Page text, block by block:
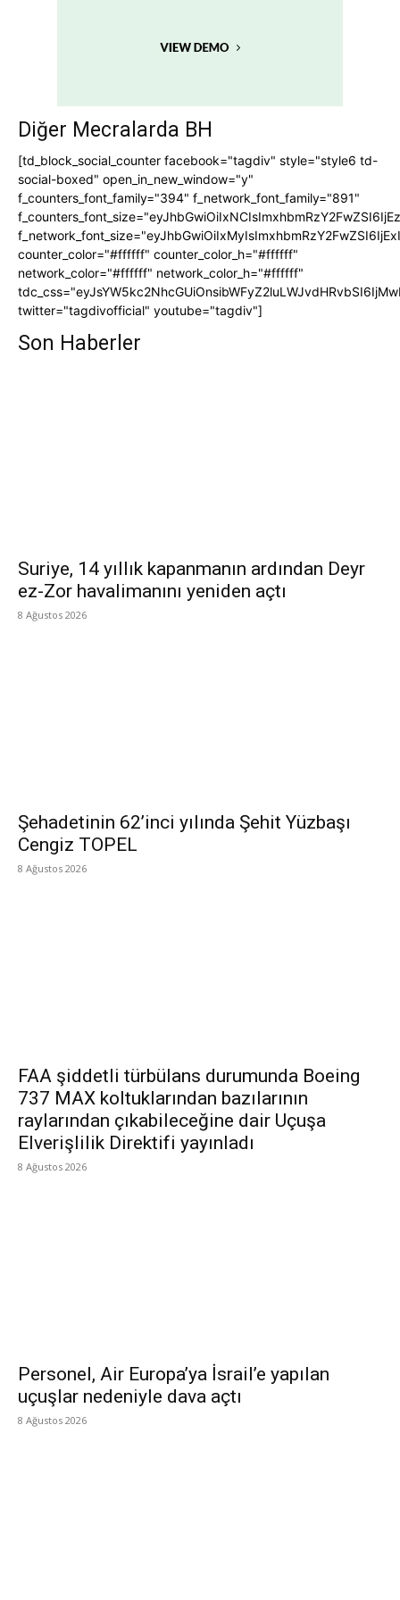
Diğer Mecralarda BH
[td_block_social_counter facebook="tagdiv" style="style6 td-
social-boxed" open_in_new_window="y"
f_counters_font_family="394" f_network_font_family="891"
counter_color="#ffffff" counter_color_h="#ffffff"
network_color="#ffffff" network_color_h="#ffffff"
twitter="tagdivofficial" youtube="tagdiv"]
Son Haberler
Suriye, 14 yıllık kapanmanın ardından Deyr
ez-Zor havalimanını yeniden açtı
8 Ağustos 2026
Şehadetinin 62’inci yılında Şehit Yüzbaşı
Cengiz TOPEL
8 Ağustos 2026
FAA şiddetli türbülans durumunda Boeing
737 MAX koltuklarından bazılarının
raylarından çıkabileceğine dair Uçuşa
Elverişlilik Direktifi yayınladı
8 Ağustos 2026
Personel, Air Europa’ya İsrail’e yapılan
uçuşlar nedeniyle dava açtı
8 Ağustos 2026